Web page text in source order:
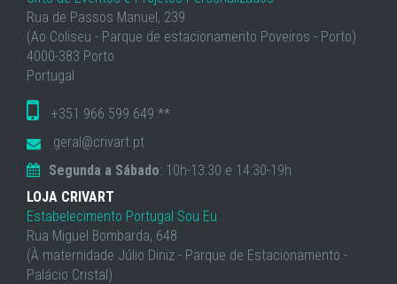
Rua de Passos Manuel, 239
(Ao Coliseu - Parque de estacionamento Poveiros - Porto)
4000-383 Porto
Portugal
+351 966 599 649 **
geral@crivart.pt
Segunda a Sábado: 10h-13:30 e 14:30-19h
LOJA CRIVART
Estabelecimento Portugal Sou Eu
Rua Miguel Bombarda, 648
(À maternidade Júlio Diniz - Parque de Estacionamento -
Palácio Cristal)